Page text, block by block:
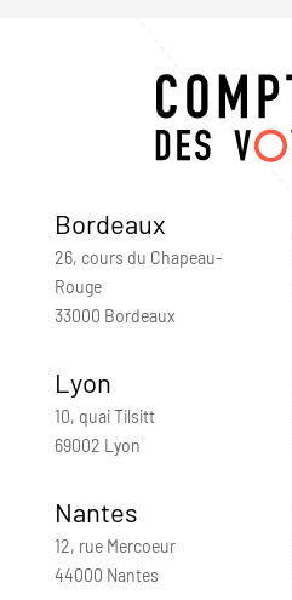
Bordeaux
26, cours du Chapeau-
Rouge
33000 Bordeaux
Lyon
10, quai Tilsitt
69002 Lyon
Nantes
12, rue Mercoeur
44000 Nantes